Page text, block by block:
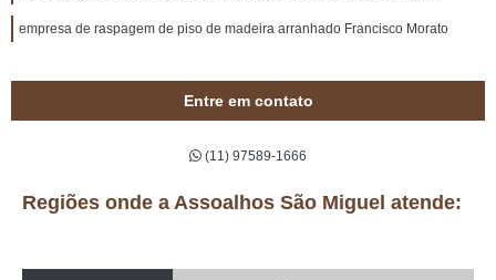
empresa de raspagem de piso de madeira arranhado Francisco Morato
Entre em contato
(11) 97589-1666
Regiões onde a Assoalhos São Miguel atende: